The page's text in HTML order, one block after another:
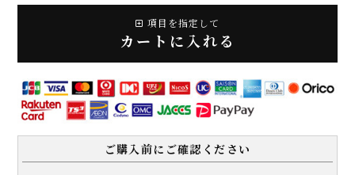
項目を指定して
カートに入れる
ご購入前にご確認ください